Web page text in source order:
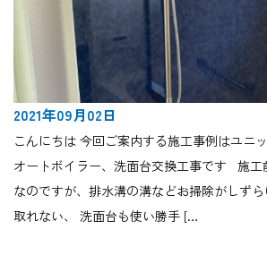
2021年09月02日
こんにちは 今回ご案内する施工事例はユニ
オートボイラー、洗面台交換工事です
なのですが、排水溝の溝などお掃除がしず
取れない、 洗面台も使い勝手 […